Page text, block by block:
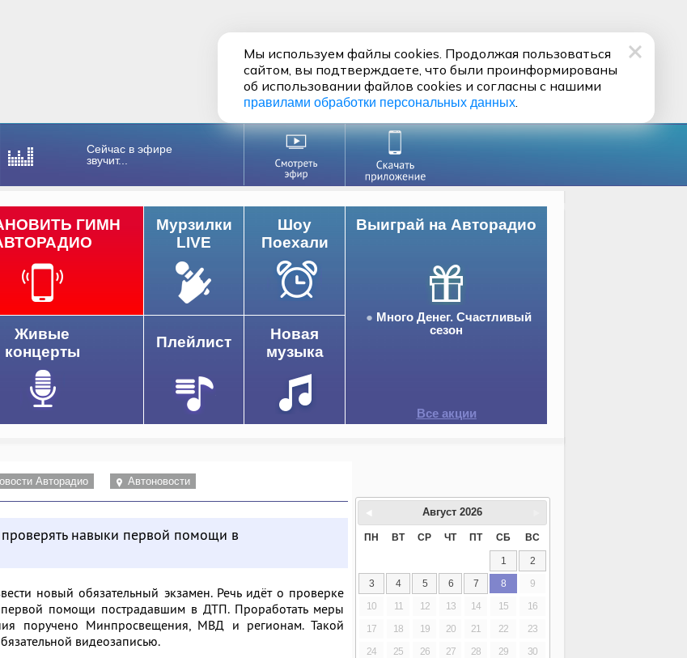
Сейчас в эфире
звучит...
Выиграй на Авторадио
Много Денег. Счастливый
сезон
Все акции
ГИМН
Мурзилки
LIVE
Шоу
Поехали
Живые
концерты
Плейлист
Новая
музыка
Авторадио Автоновости
проверять навыки первой помощи в
новый обязательный экзамен. Речь идёт о проверке
первой помощи пострадавшим в ДТП. Проработать меры
поручено Минпросвещения, МВД и регионам. Такой
видеозаписью.
Август 2026
ПН ВТ СР ЧТ ПТ СБ ВС
1
2
3
4 5 6 7 8
9
10
11 12 13 14 15
16
17
18 19 20 21 22
23
24
25 26 27 28 29
30
Мы используем файлы cookies. Продолжая пользоваться
сайтом, вы подтверждаете, что были проинформированы
об использовании файлов cookies и согласны с нашими
правилами обработки персональных данных.